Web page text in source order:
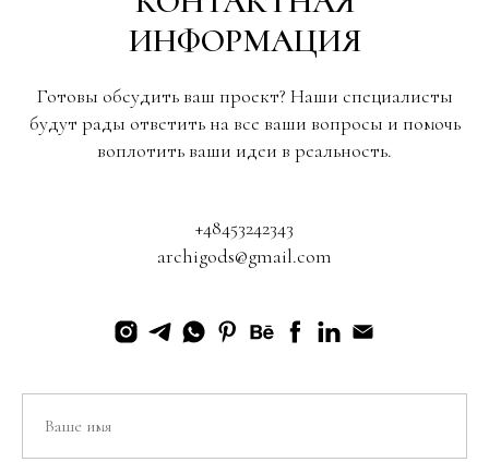
ИНФОРМАЦИЯ
Готовы обсудить ваш проект? Наши специалисты
будут рады ответить на все ваши вопросы и помочь
воплотить ваши идеи в реальность.
+48453242343
archigods@gmail.com